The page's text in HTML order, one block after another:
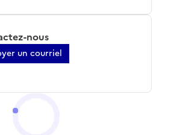
nous
un courriel